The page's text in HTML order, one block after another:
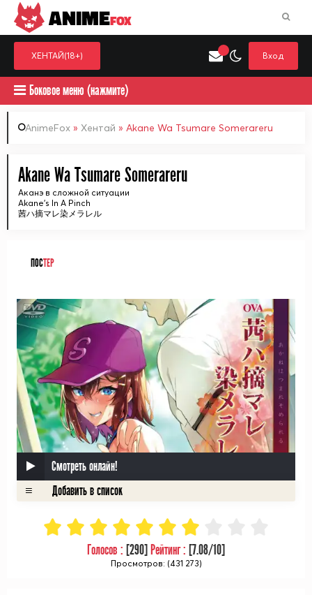
Выберите одну категорию для поиска
ANIMEFOX
ХЕНТАЙ(18+) Вход
Боковое меню (нажмите)
AnimeFox » Хентай » Akane Wa Tsumare Somerareru
Akane Wa Tsumare Somerareru
Аканэ в сложной ситуации
Akane's In A Pinch
茜ハ摘マレ染メラレル
ПОСТЕР
Смотреть онлайн!
Голосов : [290] Рейтинг : [7.08/10]
Просмотров: (431 273)